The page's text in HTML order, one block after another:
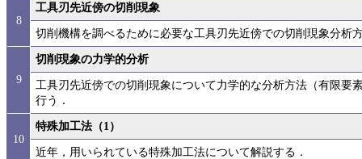
8
工具刃先近傍の切削現象
切削機構を調べるために必要な工具刃先近傍での切削現象分析
9
切削現象の力学的分析
工具刃先近傍での切削現象について力学的な分析方法（有限要
行う．
10
特殊加工法（1）
近年，用いられている特殊加工法について解説する．